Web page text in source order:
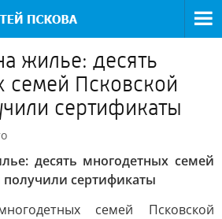
жилье: десять
семей Псковской
сертификаты
десять многодетных семей
получили сертификаты
семей Псковской